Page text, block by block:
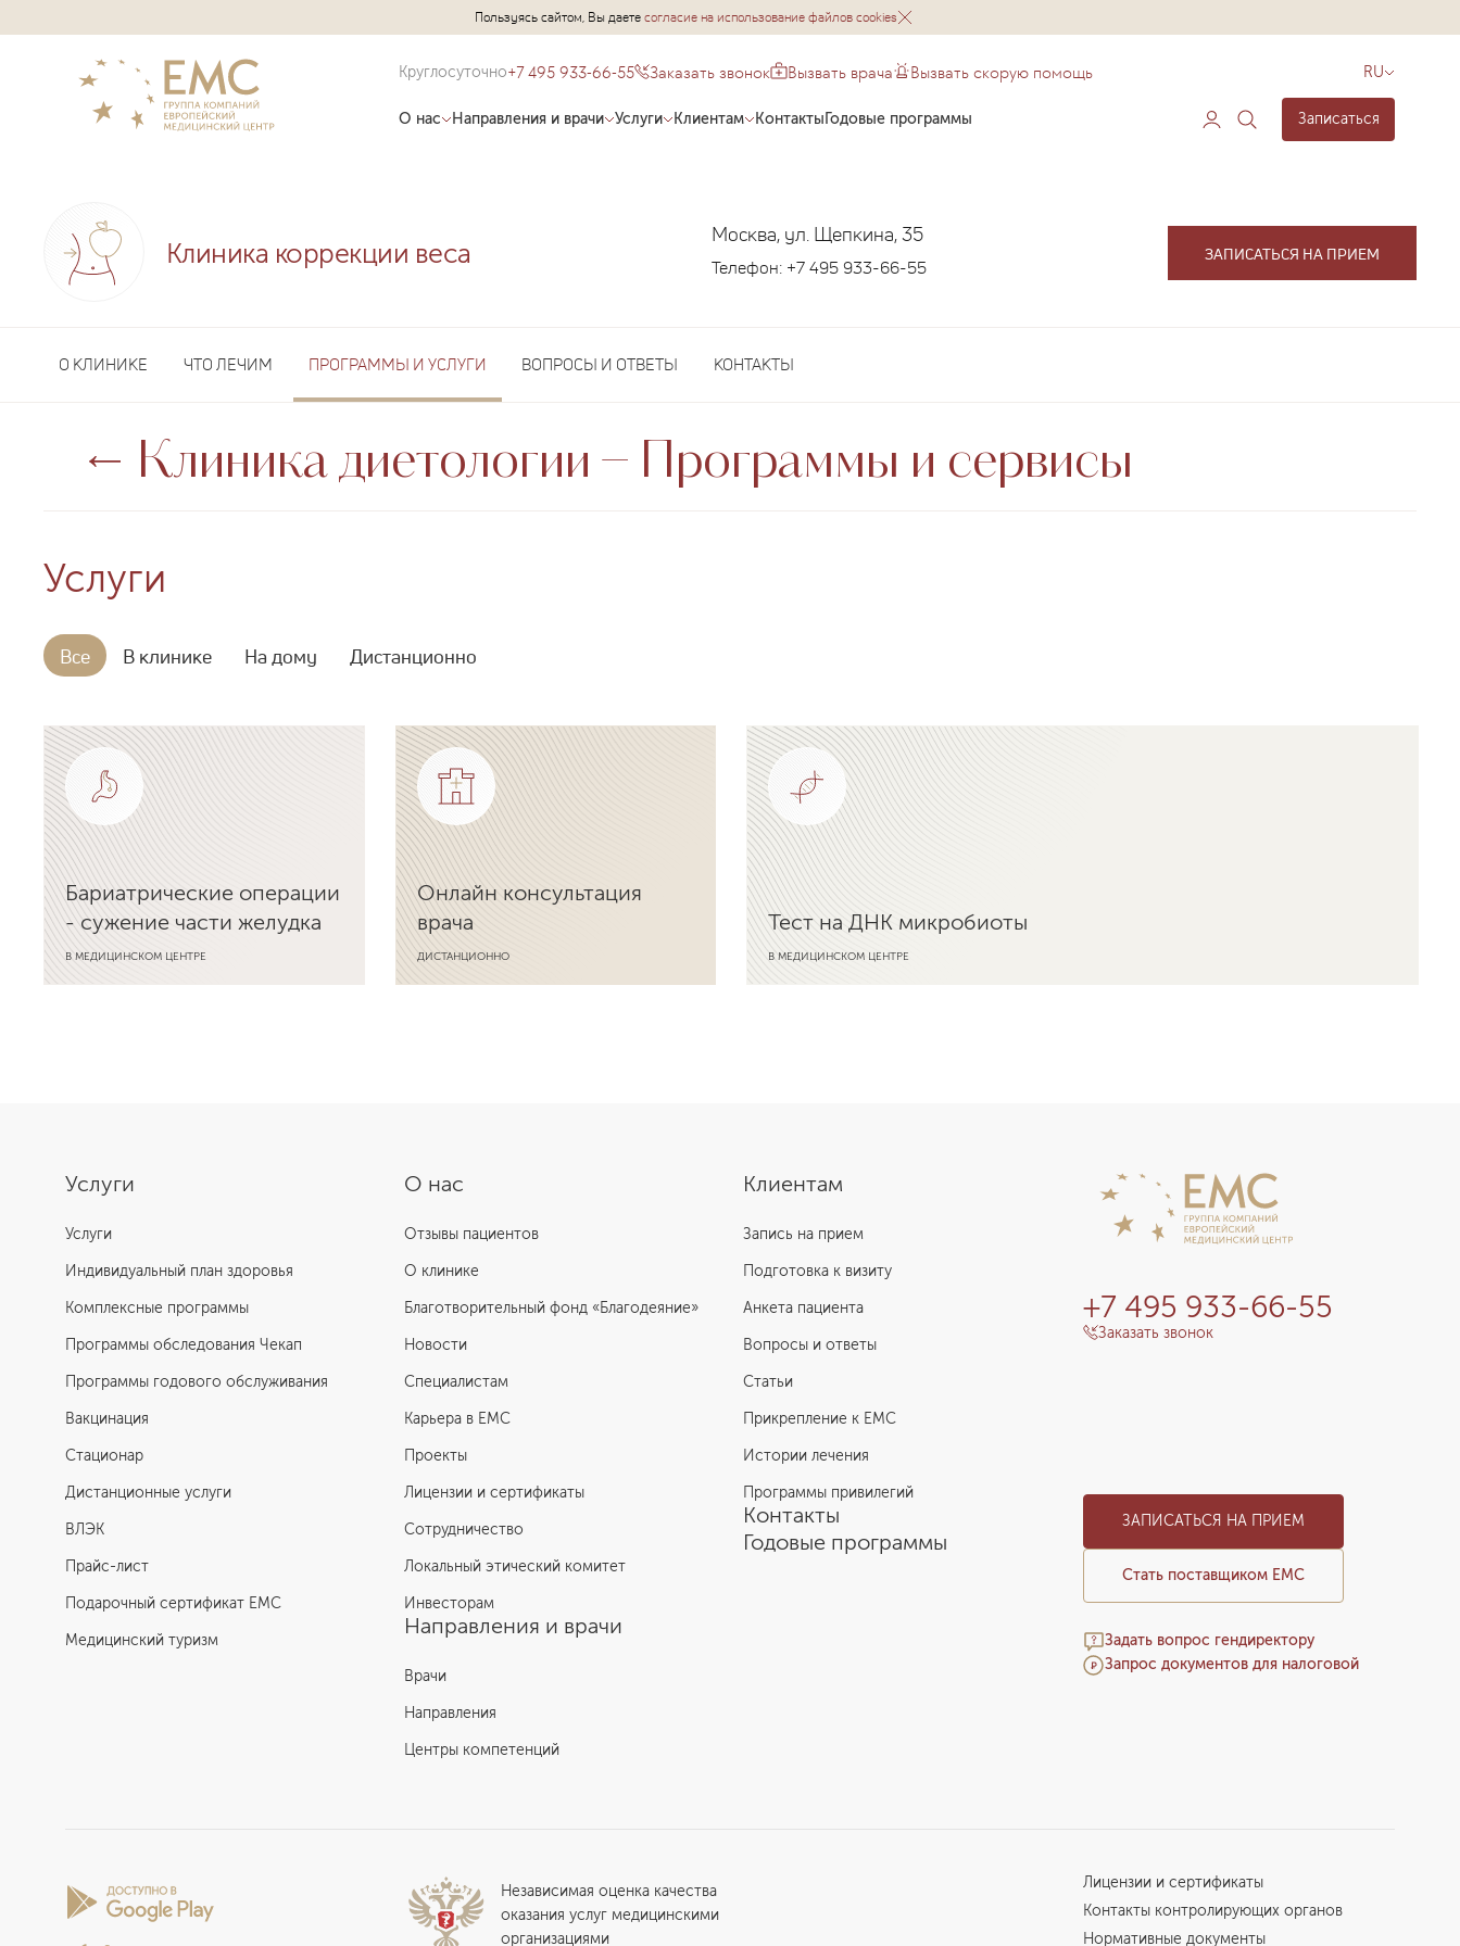
Пользуясь сайтом, Вы даетесогласие на использование файлов cookies
Круглосуточно+7 495 933-66-55 Заказать звонок Вызвать врача Вызвать скорую помощь RU
О нас Направления и врачи Услуги Клиентам КонтактыГодовые программы Записаться
Клиника коррекции веса
Москва, ул. Щепкина, 35
Телефон: +7 495 933-66-55
ЗАПИСАТЬСЯ НА ПРИЕМ
О КЛИНИКЕ ЧТО ЛЕЧИМ ПРОГРАММЫ И УСЛУГИ ВОПРОСЫ И ОТВЕТЫ КОНТАКТЫ
Клиника диетологии − Программы и сервисы
Услуги
Все В клинике На дому Дистанционно
Бариатрические операции
- сужение части желудка
В МЕДИЦИНСКОМ ЦЕНТРЕ
Онлайн консультация
врача
ДИСТАНЦИОННО
Тест на ДНК микробиоты
В МЕДИЦИНСКОМ ЦЕНТРЕ
О нас
Отзывы пациентов
О клинике
Благотворительный фонд «Благодеяние»
Новости
Специалистам
Карьера в ЕМС
Проекты
Лицензии и сертификаты
Сотрудничество
Локальный этический комитет
Инвесторам
Направления и врачи
Врачи
Направления
Центры компетенций
Услуги
Услуги
Индивидуальный план здоровья
Комплексные программы
Программы обследования Чекап
Программы годового обслуживания
Вакцинация
Стационар
Дистанционные услуги
ВЛЭК
Прайс-лист
Подарочный сертификат EMC
Медицинский туризм
Клиентам
Запись на прием
Подготовка к визиту
Анкета пациента
Вопросы и ответы
Статьи
Прикрепление к EMC
Истории лечения
Программы привилегий
Контакты
Годовые программы
+7 495 933-66-55
Заказать звонок
ЗАПИСАТЬСЯ НА ПРИЕМ
Стать поставщиком ЕМС
Задать вопрос гендиректору
Запрос документов для налоговой
Независимая оценка качества
оказания услуг медицинскими
организациями
Лицензии и сертификаты
Контакты контролирующих органов
Нормативные документы